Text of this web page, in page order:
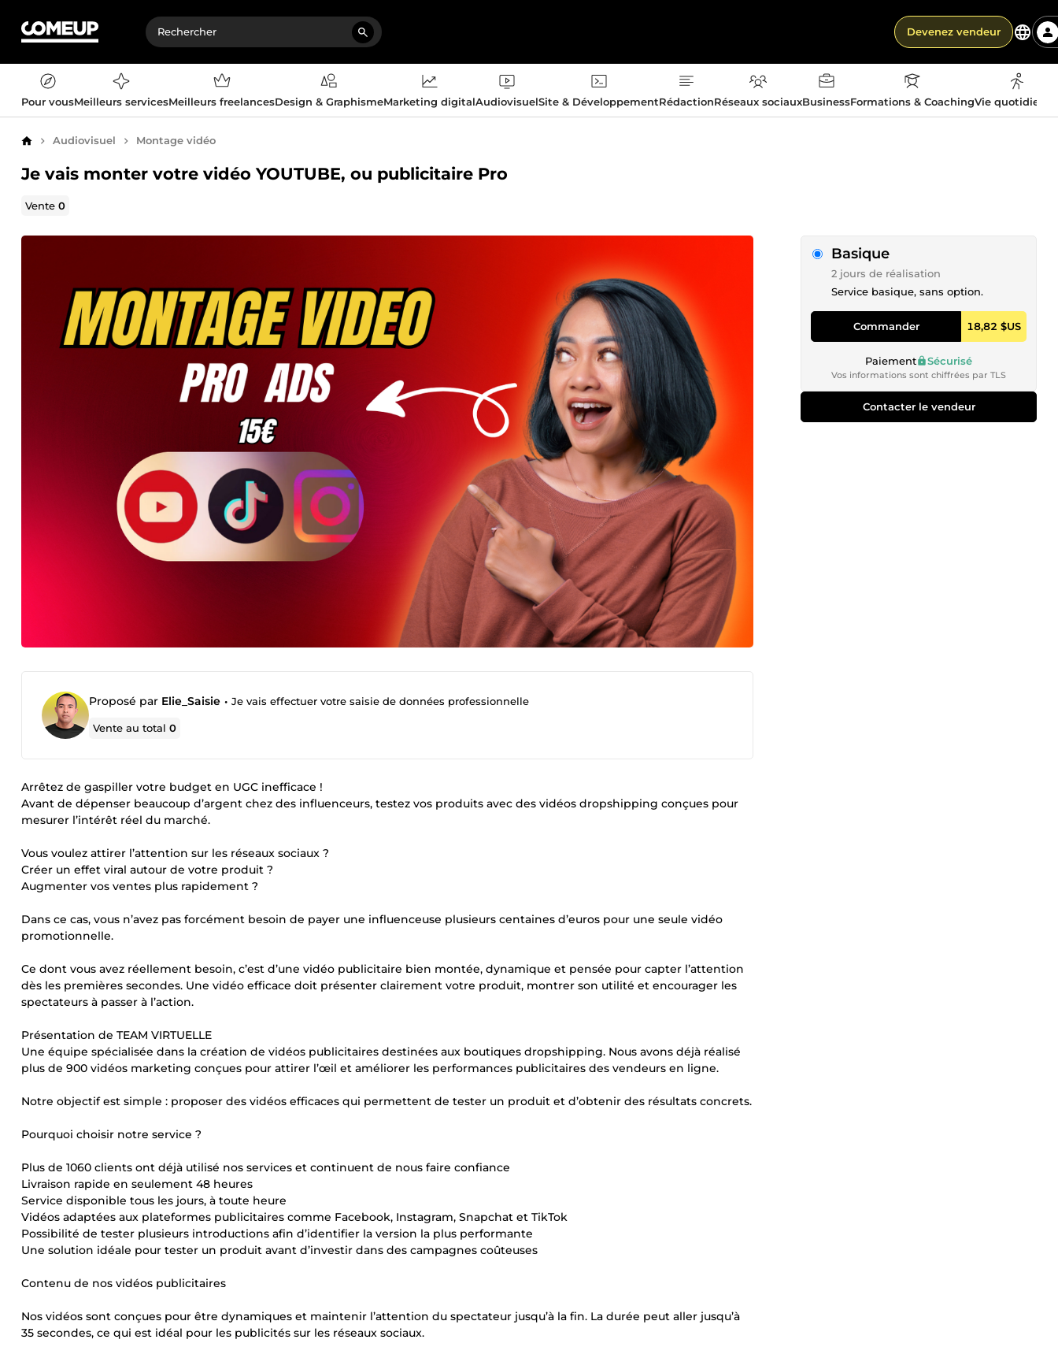
Devenez vendeur
Pour vousMeilleurs servicesMeilleurs freelancesDesign & GraphismeMarketing digitalAudiovisuelSite & DéveloppementRédactionRéseaux sociauxBusinessFormations & CoachingVie
AccueilAudiovisuel Montage vidéo
Je vais monter votre vidéo YOUTUBE, ou publicitaire Pro
Vente0
Proposé par Elie_Saisie • Je vais effectuer votre saisie de données professionnelle
Vente au total0
Arrêtez de gaspiller votre budget en UGC inefficace !
Avant de dépenser beaucoup d’argent chez des influenceurs, testez vos produits avec des vidéos dropshipping conçues pour
mesurer l’intérêt réel du marché.
Vous voulez attirer l’attention sur les réseaux sociaux ?
Créer un effet viral autour de votre produit ?
Augmenter vos ventes plus rapidement ?
Dans ce cas, vous n’avez pas forcément besoin de payer une influenceuse plusieurs centaines d’euros pour une seule vidéo
promotionnelle.
Ce dont vous avez réellement besoin, c’est d’une vidéo publicitaire bien montée, dynamique et pensée pour capter l’attention
dès les premières secondes. Une vidéo efficace doit présenter clairement votre produit, montrer son utilité et encourager les
spectateurs à passer à l’action.
Présentation de TEAM VIRTUELLE
Une équipe spécialisée dans la création de vidéos publicitaires destinées aux boutiques dropshipping. Nous avons déjà réalisé
plus de 900 vidéos marketing conçues pour attirer l’œil et améliorer les performances publicitaires des vendeurs en ligne.
Notre objectif est simple : proposer des vidéos efficaces qui permettent de tester un produit et d’obtenir des résultats concrets.
Pourquoi choisir notre service ?
Plus de 1060 clients ont déjà utilisé nos services et continuent de nous faire confiance
Livraison rapide en seulement 48 heures
Service disponible tous les jours, à toute heure
Vidéos adaptées aux plateformes publicitaires comme Facebook, Instagram, Snapchat et TikTok
Possibilité de tester plusieurs introductions afin d’identifier la version la plus performante
Une solution idéale pour tester un produit avant d’investir dans des campagnes coûteuses
Contenu de nos vidéos publicitaires
Nos vidéos sont conçues pour être dynamiques et maintenir l’attention du spectateur jusqu’à la fin. La durée peut aller jusqu’à
35 secondes, ce qui est idéal pour les publicités sur les réseaux sociaux.
Basique
2 jours de réalisation
Service basique, sans option.
Commander 18,82 $US
Paiement Sécurisé
Vos informations sont chiffrées par TLS
Contacter le vendeur